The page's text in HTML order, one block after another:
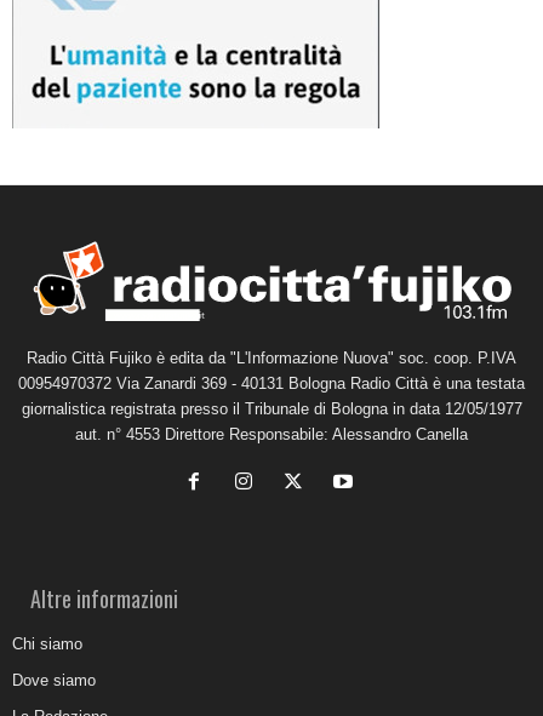
Radio Città Fujiko è edita da "L'Informazione Nuova" soc. coop. P.IVA
00954970372 Via Zanardi 369 - 40131 Bologna Radio Città è una testata
giornalistica registrata presso il Tribunale di Bologna in data 12/05/1977
aut. n° 4553 Direttore Responsabile: Alessandro Canella
Altre informazioni
Chi siamo
Dove siamo